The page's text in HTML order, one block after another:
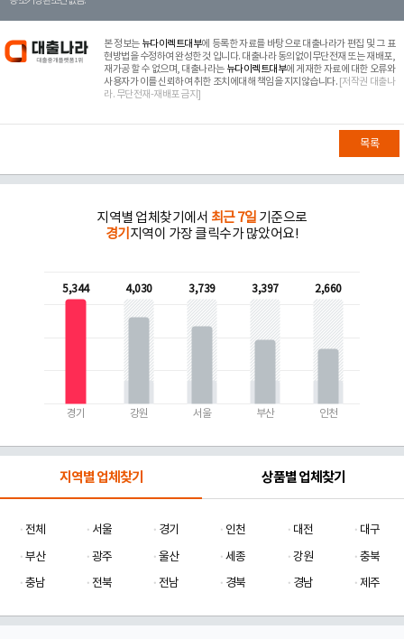
본 정보는 뉴다이렉트대부에 등록한 자료를 바탕으로 대출나라가 편집 및 그 표
현방법을 수정하여 완성한 것 입니다. 대출나라 동의없이무단전재 또는 재배포,
재가공 할 수 없으며, 대출나라는 뉴다이렉트대부에 게재한 자료에 대한 오류와
사용자가 이를 신뢰하여 취한 조치에대해 책임을 지지않습니다. [저작권 대출나
라. 무단전재-재배포 금지]
목록
지역별 업체찾기에서 최근 7일 기준으로
경기 지역이 가장 클릭수가 많았어요!
5,344
경기
4,030
강원
3,739
서울
3,397
부산
2,660
인천
지역별 업체찾기 상품별 업체찾기
전체 서울 경기 인천 대전
대구
부산
광주 울산 세종 강원
충북
충남
전북 전남 경북 경남 제주